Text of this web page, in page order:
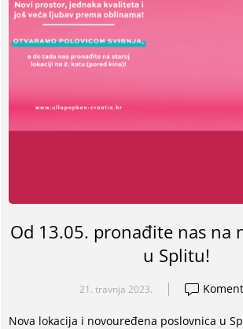
Od 13.05. pronađite nas na
u Splitu!
21. travnja 2023.
Nova lokacija i novouređena poslovnica u